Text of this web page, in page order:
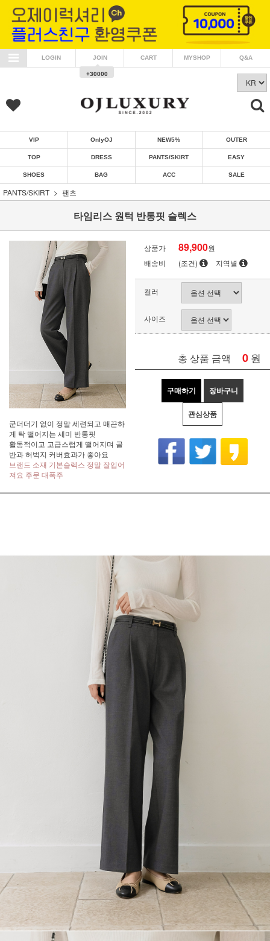
LOGIN JOIN
+30000
CART MYSHOP Q&A
VIP OnlyOJ NEW5% OUTER
TOP DRESS PANTS/SKIRT EASY
SHOES BAG ACC SALE
PANTS/SKIRT 팬츠
타임리스 원턱 반통핏 슬렉스
군더더기 없이 정말 세련되고 매끈하
게 탁 떨어지는 세미 반통핏
활동적이고 고급스럽게 떨어지며 골
반과 허벅지 커버효과가 좋아요
브랜드 소재 기본슬렉스 정말 잘입어
져요 주문 대폭주
상품가 89,900원
배송비
(조건) 지역별
컬러
사이즈
총 상품 금액 0 원
구매하기 장바구니
관심상품